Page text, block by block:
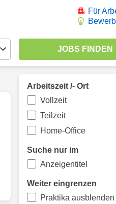
Für
Arbeitszeit /- Ort
Vollzeit
Teilzeit
Home-Office
Suche nur im
Anzeigentitel
Weiter eingrenzen
Praktika ausblenden